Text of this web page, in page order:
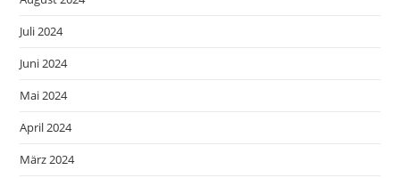
Juli 2024
Juni 2024
Mai 2024
April 2024
März 2024